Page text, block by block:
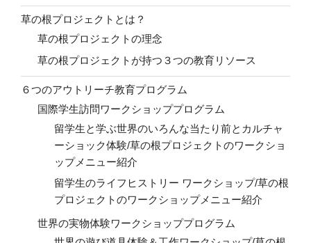
草の根プロジェクトとは？
草の根プロジェクトの理念
草の根プロジェクトが持つ３つの教育リソース
６つのアウトリーチ教育プログラム
国際学生訪問ワークショッププログラム
留学生と学ぶ世界のいろんな当たり前とカルチャ
ーショック体験/草の根プロジェクトのワークショ
ップメニュー紹介
留学生のライフヒストリー ワークショップ/草の根
プロジェクトのワークショップメニュー紹介
世界の実物体験ワークショッププログラム